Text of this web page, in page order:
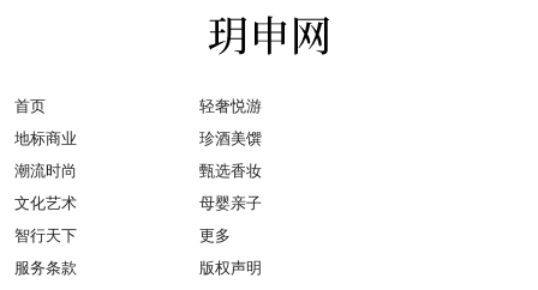
首页
轻奢悦游
地标商业
珍酒美馔
潮流时尚
甄选香妆
文化艺术
母婴亲子
智行天下
更多
服务条款
版权声明